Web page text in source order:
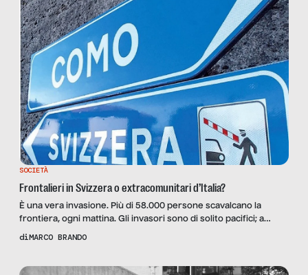
[…]
SOCIETÀ
Frontalieri in Svizzera o extracomunitari d’Italia?
È una vera invasione. Più di 58.000 persone scavalcano la
frontiera, ogni mattina. Gli invasori sono di solito pacifici; a
parte i moccoli di chi è imbufalito per le code che si creano già
diMARCO BRANDO